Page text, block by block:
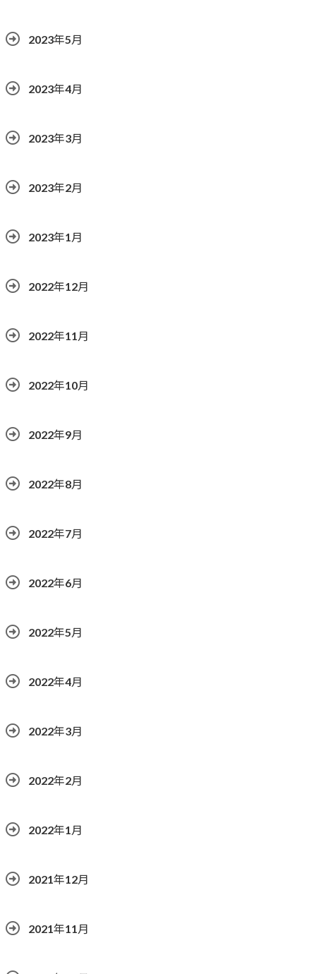
2023年5月
2023年4月
2023年3月
2023年2月
2023年1月
2022年12月
2022年11月
2022年10月
2022年9月
2022年8月
2022年7月
2022年6月
2022年5月
2022年4月
2022年3月
2022年2月
2022年1月
2021年12月
2021年11月